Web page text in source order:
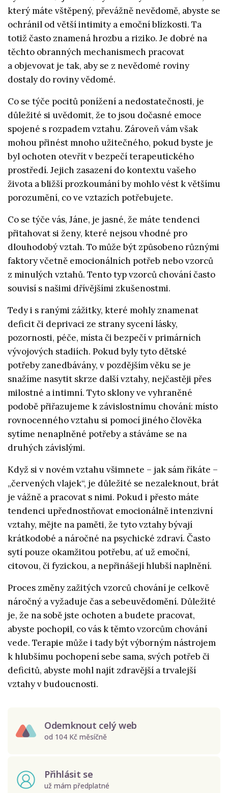
který máte vštěpený, převážně nevědomě, abyste se
ochránil od větší intimity a emoční blízkosti. Ta
totiž často znamená hrozbu a riziko. Je dobré na
těchto obranných mechanismech pracovat
a objevovat je tak, aby se z nevědomé roviny
dostaly do roviny vědomé.
Co se týče pocitů ponížení a nedostatečnosti, je
důležité si uvědomit, že to jsou dočasné emoce
spojené s rozpadem vztahu. Zároveň vám však
mohou přinést mnoho užitečného, pokud byste je
byl ochoten otevřít v bezpečí terapeutického
prostředí. Jejich zasazení do kontextu vašeho
života a bližší prozkoumání by mohlo vést k většímu
porozumění, co ve vztazích potřebujete.
Co se týče vás, Jáne, je jasné, že máte tendenci
přitahovat si ženy, které nejsou vhodné pro
dlouhodobý vztah. To může být způsobeno různými
faktory včetně emocionálních potřeb nebo vzorců
z minulých vztahů. Tento typ vzorců chování často
souvisí s našimi dřívějšími zkušenostmi.
Tedy i s ranými zážitky, které mohly znamenat
deficit či deprivaci ze strany sycení lásky,
pozornosti, péče, místa či bezpečí v primárních
vývojových stadiích. Pokud byly tyto dětské
potřeby zanedbávány, v pozdějším věku se je
snažíme nasytit skrze další vztahy, nejčastěji přes
milostné a intimní. Tyto sklony ve vyhraněné
podobě přiřazujeme k závislostnímu chování: místo
rovnocenného vztahu si pomocí jiného člověka
sytíme nenaplněné potřeby a stáváme se na
druhých závislými.
Když si v novém vztahu všimnete – jak sám říkáte –
„červených vlajek“, je důležité se nezaleknout, brát
je vážně a pracovat s nimi. Pokud i přesto máte
tendenci upřednostňovat emocionálně intenzivní
vztahy, mějte na paměti, že tyto vztahy bývají
krátkodobé a náročné na psychické zdraví. Často
sytí pouze okamžitou potřebu, ať už emoční,
citovou, či fyzickou, a nepřinášejí hlubší naplnění.
Proces změny zažitých vzorců chování je celkově
náročný a vyžaduje čas a sebeuvědomění. Důležité
je, že na sobě jste ochoten a budete pracovat,
abyste pochopil, co vás k těmto vzorcům chování
vede. Terapie může i tady být výborným nástrojem
k hlubšímu pochopení sebe sama, svých potřeb či
deficitů, abyste mohl najít zdravější a trvalejší
vztahy v budoucnosti.
Odemknout celý web
od 104 Kč měsíčně
Přihlásit se
už mám předplatné